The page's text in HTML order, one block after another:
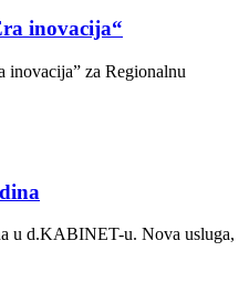
inovacija“
inovacija” za Regionalnu
u d.KABINET-u. Nova usluga,